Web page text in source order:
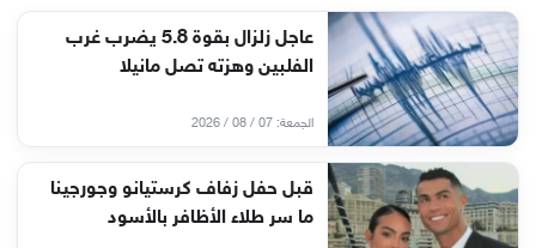
عاجل زلزال بقوة 5.8 يضرب غرب
الفلبين وهزته تصل مانيلا
الجمعة: 07 / 08 / 2026
قبل حفل زفاف كرستيانو وجورجينا
ما سر طلاء الأظافر بالأسود